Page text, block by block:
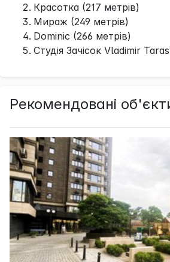
Красотка (217 метрів)
Мираж (249 метрів)
Dominic (266 метрів)
Студія Зачісок Vladimir
Рекомендовані